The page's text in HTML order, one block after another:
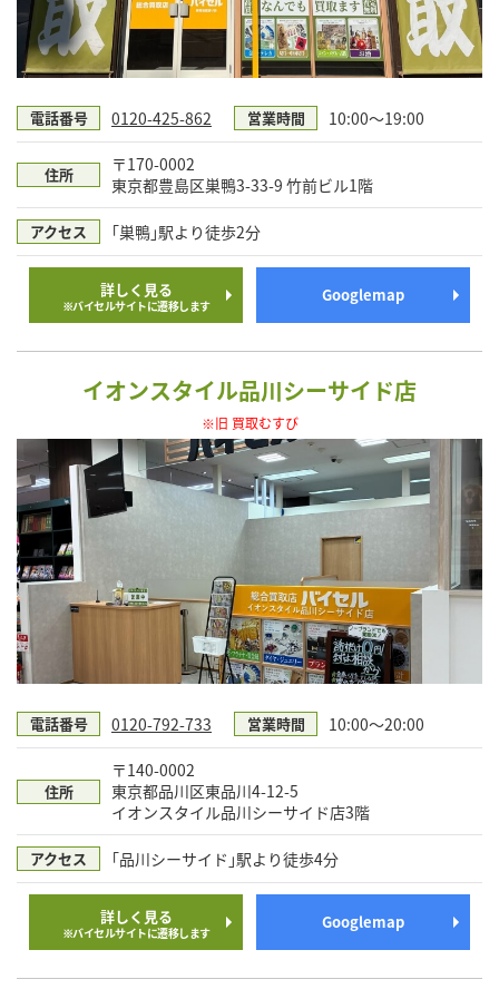
電話番号 0120-425-862 営業時間 10:00～19:00
住所
〒170-0002
東京都豊島区巣鴨3-33-9 竹前ビル1階
アクセス ｢巣鴨｣駅より徒歩2分
詳しく見る
※バイセルサイトに遷移します
Googlemap
イオンスタイル品川シーサイド店
※旧 買取むすび
電話番号 0120-792-733 営業時間 10:00～20:00
住所
〒140-0002
東京都品川区東品川4-12-5
イオンスタイル品川シーサイド店3階
アクセス ｢品川シーサイド｣駅より徒歩4分
詳しく見る
※バイセルサイトに遷移します
Googlemap